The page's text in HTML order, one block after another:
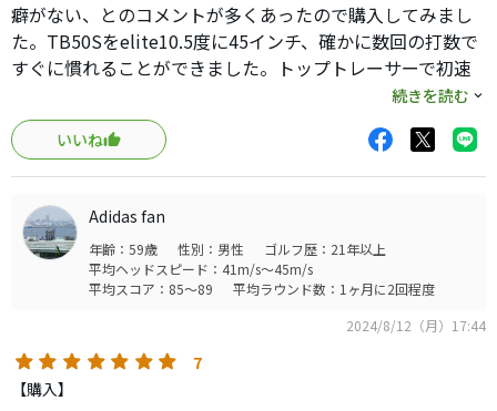
癖がない、とのコメントが多くあったので購入してみまし
た。TB50Sをelite10.5度に45インチ、確かに数回の打数で
すぐに慣れることができました。トップトレーサーで初速
64-66、キャリー230前後のフェードを安心して打てまし
た。冬場でこれだけ簡単に飛ばせれば満足です。
シャフトトルクは5Sとして平均的ですが、三菱特有の手元
しっかり感、高めの先端剛性が相まって、けっこう剛性感
を感じます。冬場用にと思いましたが、通年でも使えそう
です。
は、シャフトが何かを助けてくれている感はありません。
しかしこの2つの安心感が自分にとっては最高の助けです。
続きを読む
いいね
Adidas fan
年齢：59歳 性別：男性
ゴルフ歴：21年以上
平均ヘッドスピード：41m/s～45m/s
平均スコア：85～89
平均ラウンド数：1ヶ月に2回程度
2024/8/12（月）17:44
7
【購入】